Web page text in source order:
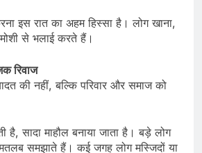
इस रात का अहम हिस्सा है। लोग खाना,
से भलाई करते हैं।
रिवाज
की नहीं, बल्कि परिवार और समाज को
है, सादा माहौल बनाया जाता है। बड़े लोग
समझाते हैं। कई जगह लोग मस्जिदों या